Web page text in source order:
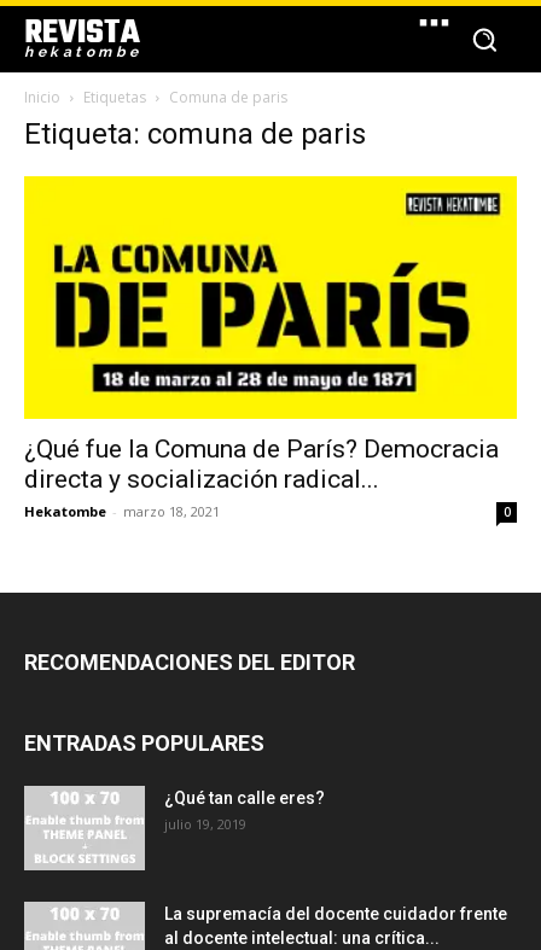
REVISTA
hekatombe
Inicio Etiquetas Comuna de paris
Etiqueta: comuna de paris
¿Qué fue la Comuna de París? Democracia
directa y socialización radical...
Hekatombe - marzo 18, 2021 0
RECOMENDACIONES DEL EDITOR
ENTRADAS POPULARES
¿Qué tan calle eres?
julio 19, 2019
La supremacía del docente cuidador frente
al docente intelectual: una crítica...